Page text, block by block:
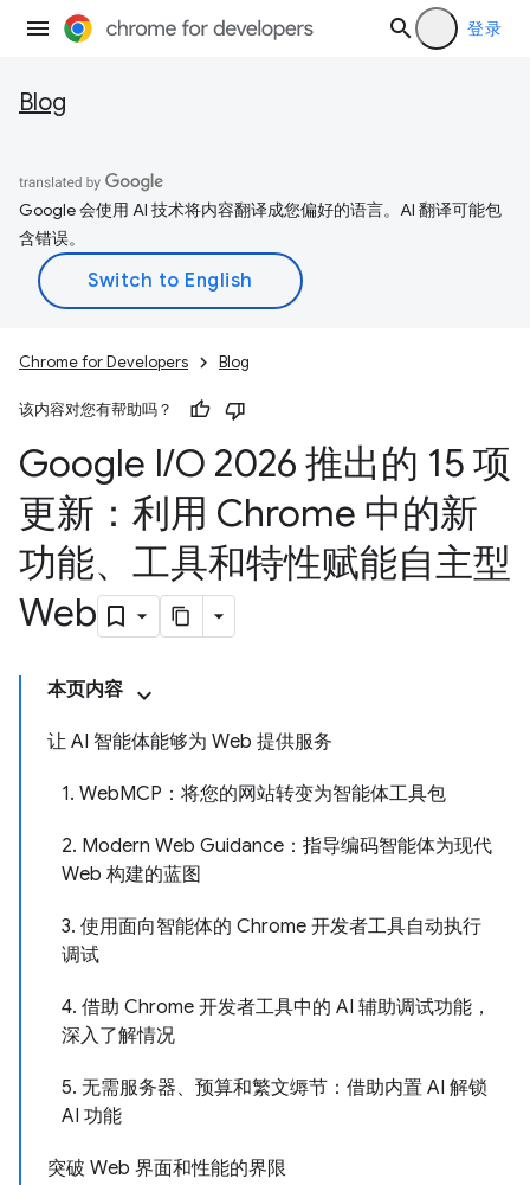
登录
Blog
Google 会使用 AI 技术将内容翻译成您偏好的语言。AI 翻译可能包
含错误。
Chrome for Developers Blog
该内容对您有帮助吗？
Google I/O 2026 推出的 15 项
更新：利用 Chrome 中的新
功能、工具和特性赋能自主型
Web
本页内容
让 AI 智能体能够为 Web 提供服务
1. WebMCP：将您的网站转变为智能体工具包
2. Modern Web Guidance：指导编码智能体为现代
Web 构建的蓝图
3. 使用面向智能体的 Chrome 开发者工具自动执行
调试
4. 借助 Chrome 开发者工具中的 AI 辅助调试功能，
深入了解情况
5. 无需服务器、预算和繁文缛节：借助内置 AI 解锁
AI 功能
突破 Web 界面和性能的界限